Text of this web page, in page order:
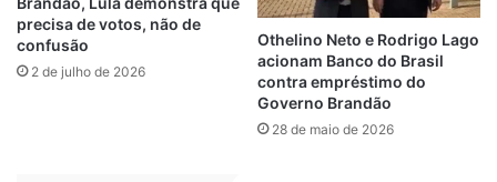
pagará para a Prottex Imunicação o valor
mensal de R$64.854,00.
verdade98.com.br
precisa de votos, não de
confusão
2 de julho de 2026
Othelino Neto e Rodrigo Lago
acionam Banco do Brasil
contra empréstimo do
Governo Brandão
28 de maio de 2026